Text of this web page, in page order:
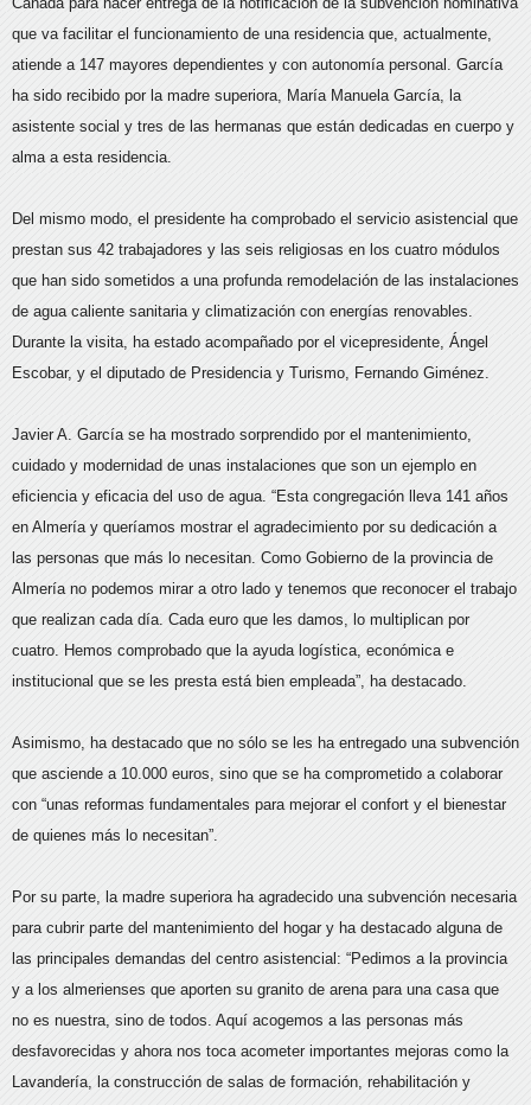
que va facilitar el funcionamiento de una residencia que, actualmente,
atiende a 147 mayores dependientes y con autonomía personal. García
ha sido recibido por la madre superiora, María Manuela García, la
asistente social y tres de las hermanas que están dedicadas en cuerpo y
alma a esta residencia.
Del mismo modo, el presidente ha comprobado el servicio asistencial que
prestan sus 42 trabajadores y las seis religiosas en los cuatro módulos
que han sido sometidos a una profunda remodelación de las instalaciones
de agua caliente sanitaria y climatización con energías renovables.
Durante la visita, ha estado acompañado por el vicepresidente, Ángel
Escobar, y el diputado de Presidencia y Turismo, Fernando Giménez.
Javier A. García se ha mostrado sorprendido por el mantenimiento,
cuidado y modernidad de unas instalaciones que son un ejemplo en
eficiencia y eficacia del uso de agua. “Esta congregación lleva 141 años
en Almería y queríamos mostrar el agradecimiento por su dedicación a
las personas que más lo necesitan. Como Gobierno de la provincia de
Almería no podemos mirar a otro lado y tenemos que reconocer el trabajo
que realizan cada día. Cada euro que les damos, lo multiplican por
cuatro. Hemos comprobado que la ayuda logística, económica e
institucional que se les presta está bien empleada”, ha destacado.
Asimismo, ha destacado que no sólo se les ha entregado una subvención
que asciende a 10.000 euros, sino que se ha comprometido a colaborar
con “unas reformas fundamentales para mejorar el confort y el bienestar
de quienes más lo necesitan”.
Por su parte, la madre superiora ha agradecido una subvención necesaria
para cubrir parte del mantenimiento del hogar y ha destacado alguna de
las principales demandas del centro asistencial: “Pedimos a la provincia
y a los almerienses que aporten su granito de arena para una casa que
no es nuestra, sino de todos. Aquí acogemos a las personas más
desfavorecidas y ahora nos toca acometer importantes mejoras como la
Lavandería, la construcción de salas de formación, rehabilitación y